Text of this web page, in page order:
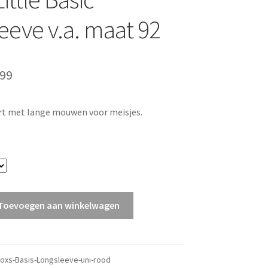
v.a. maat 92
Huidige
is:
met lange mouwen voor meisjes.
aan winkelwagen
Basis-Longsleeve-uni-rood